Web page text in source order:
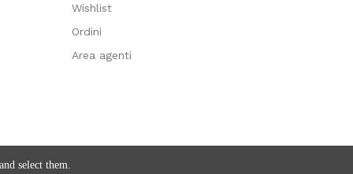
Wishlist
Ordini
Area agenti
select them.